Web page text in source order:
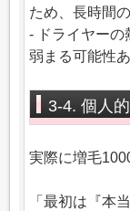
ため、長時間
- ドライヤーの
弱まる可能性あ
3-4. 個人
実際に増毛
「最初は『本